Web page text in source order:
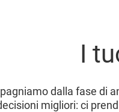
I
dalla fase di
migliori: ci